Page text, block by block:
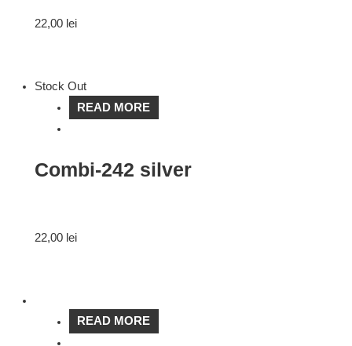
22,00 lei
Stock Out
READ MORE
Combi-242 silver
22,00 lei
READ MORE